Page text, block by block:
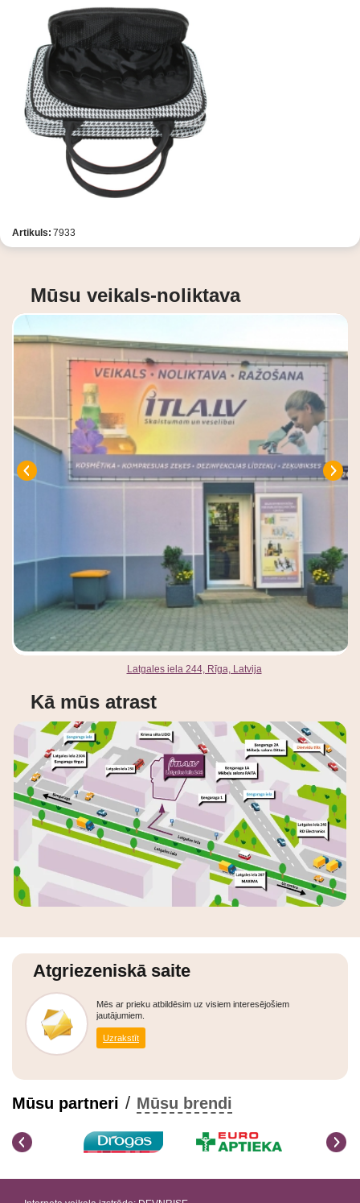
Artikuls: 7933
Mūsu veikals-noliktava
Latgales iela 244, Rīga, Latvija
Kā mūs atrast
Mūsu partneri / Mūsu brendi
Atgriezeniskā saite
Mēs ar prieku atbildēsim uz visiem interesējošiem
jautājumiem.
Uzrakstīt